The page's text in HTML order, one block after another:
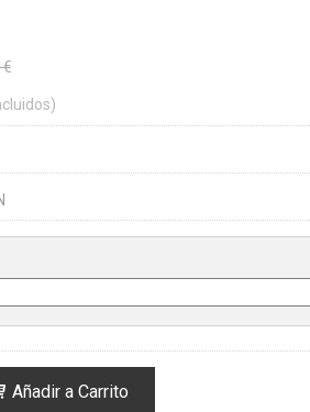
Añadir a Carrito